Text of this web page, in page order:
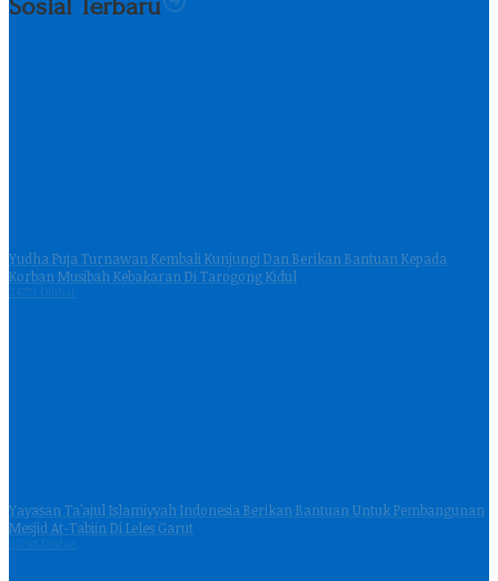
Sosial Terbaru
Yudha Puja Turnawan Kembali Kunjungi Dan Berikan Bantuan Kepada
Korban Musibah Kebakaran Di Tarogong Kidul
24771 Dilihat
Yayasan Ta’ajul Islamiyyah Indonesia Berikan Bantuan Untuk Pembangunan
Mesjid At-Tabiin Di Leles Garut
23795 Dilihat